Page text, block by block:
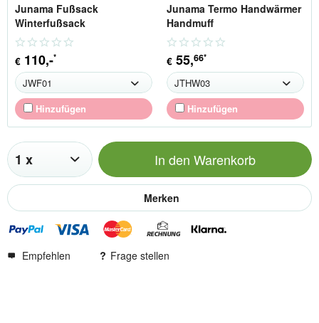
Junama Fußsack
Winterfußsack
€ 110,-*
Hinzufügen
Junama Termo Handwärmer
Handmuff
€ 55,66*
Hinzufügen
In den Warenkorb
Merken
Empfehlen Frage stellen